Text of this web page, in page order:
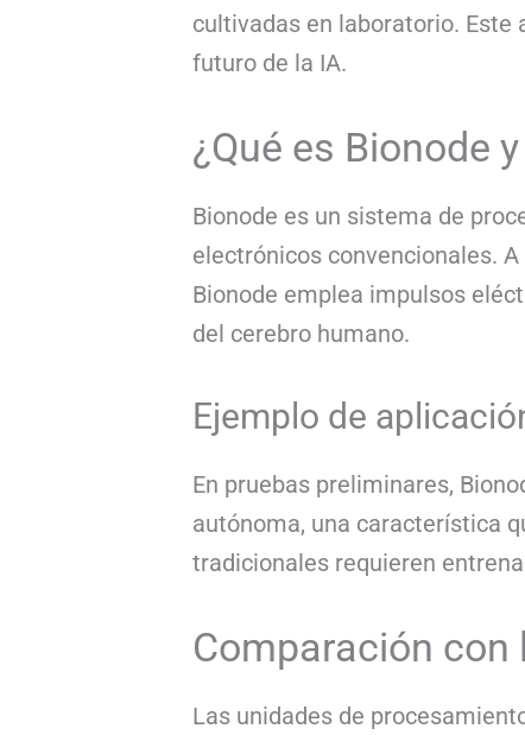
cultivadas en laboratorio. Este
futuro de la IA.
¿Qué es Bionode
Bionode es un sistema de
electrónicos convencionales.
Bionode emplea impulsos
del cerebro humano.
Ejemplo de
En pruebas preliminares,
autónoma, una característica
tradicionales requieren
Comparación con
Las unidades de